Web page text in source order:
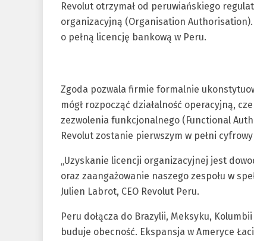
Revolut otrzymał od peruwiańskiego
organizacyjną (Organisation
o pełną licencję bankową w Peru.
Zgoda pozwala firmie formalnie
mógł rozpocząć działalność operacyjną,
zezwolenia funkcjonalnego (Functional
Revolut zostanie pierwszym w pełni
„Uzyskanie licencji organizacyjnej jest
oraz zaangażowanie naszego zespołu w
Julien Labrot, CEO Revolut Peru.
Peru dołącza do Brazylii, Meksyku,
buduje obecność. Ekspansja w Ameryce